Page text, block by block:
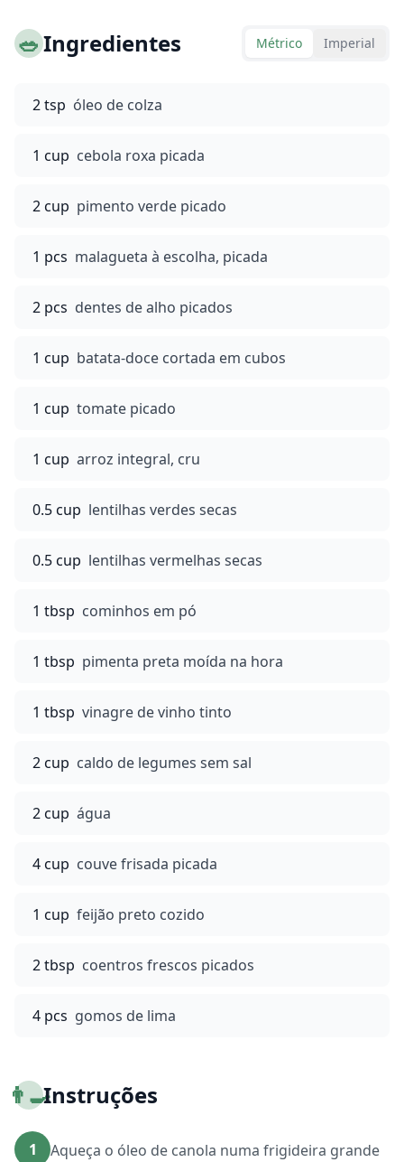
🥗Ingredientes Métrico Imperial
2 tsp óleo de colza
1 cup cebola roxa picada
2 cup pimento verde picado
1 pcs malagueta à escolha, picada
2 pcs dentes de alho picados
1 cup batata-doce cortada em cubos
1 cup tomate picado
1 cup arroz integral, cru
0.5 cup lentilhas verdes secas
0.5 cup lentilhas vermelhas secas
1 tbsp cominhos em pó
1 tbsp pimenta preta moída na hora
1 tbsp vinagre de vinho tinto
2 cup caldo de legumes sem sal
2 cup água
4 cup couve frisada picada
1 cup feijão preto cozido
2 tbsp coentros frescos picados
4 pcs gomos de lima
👨‍🍳Instruções
1
Aqueça o óleo de canola numa frigideira grande